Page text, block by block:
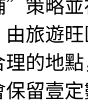
旅遊
的地
留壹